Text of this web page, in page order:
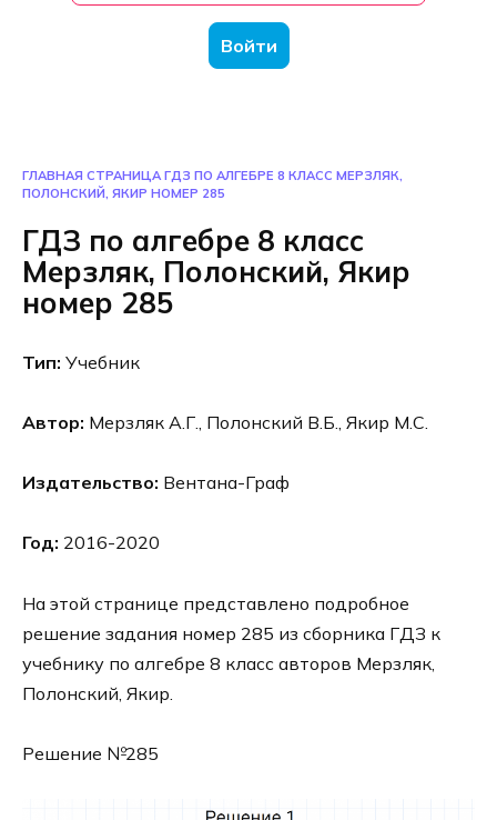
Войти
ГЛАВНАЯ СТРАНИЦА ГДЗ ПО АЛГЕБРЕ 8 КЛАСС МЕРЗЛЯК,
ПОЛОНСКИЙ, ЯКИР НОМЕР 285
ГДЗ по алгебре 8 класс
Мерзляк, Полонский, Якир
номер 285
Тип: Учебник
Автор: Мерзляк А.Г., Полонский В.Б., Якир М.С.
Издательство: Вентана-Граф
Год: 2016-2020
На этой странице представлено подробное
решение задания номер 285 из сборника ГДЗ к
учебнику по алгебре 8 класс авторов Мерзляк,
Полонский, Якир.
Решение №285